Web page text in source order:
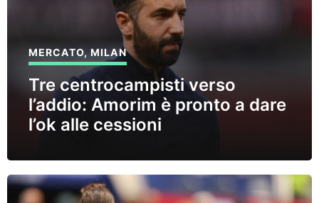
MERCATO,MILAN
Tre centrocampisti verso
l’addio: Amorim è pronto a dare
l’ok alle cessioni